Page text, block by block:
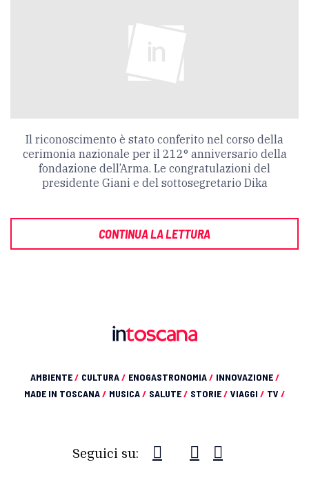
Il riconoscimento è stato conferito nel corso della
cerimonia nazionale per il 212° anniversario della
fondazione dell’Arma. Le congratulazioni del
presidente Giani e del sottosegretario Dika
CONTINUA LA LETTURA
AMBIENTE/ CULTURA/ ENOGASTRONOMIA/ INNOVAZIONE/
MADE IN TOSCANA/ MUSICA/ SALUTE/ STORIE/ VIAGGI / TV /
Seguici su: